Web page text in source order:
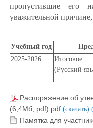
пропустившие его
уважительной
Учебный год
2025-2026
(Русский
Распоряжение об
(6,4Мб, pdf).pdf (скачать)
Памятка для